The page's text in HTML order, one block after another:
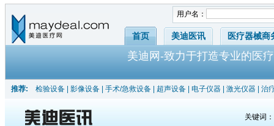
用户名：
首页 美迪医讯 医疗器械商
美迪网-致力于打造专业的医
推荐: 检验设备 影像设备 手术/急救设备 超声设备 电子仪器 激光仪器 治
关键词